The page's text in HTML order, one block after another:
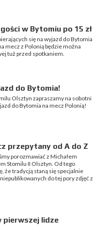
w Bytomiu po 15 zł
się na wyjazd do Bytomia
mecz z Polonią będzie można
tuż przed spotkaniem.
do Bytomia!
Olsztyn zapraszamy na sobotni
do Bytomia na mecz Polonią!
przepytany od A do Z
porozmawiać z Michałem
Stomilu II Olsztyn. Od tego
że tradycją staną się specjalnie
do tej pory zdjęć z
pierwszej lidze